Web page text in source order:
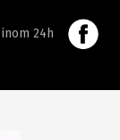
inom 24h